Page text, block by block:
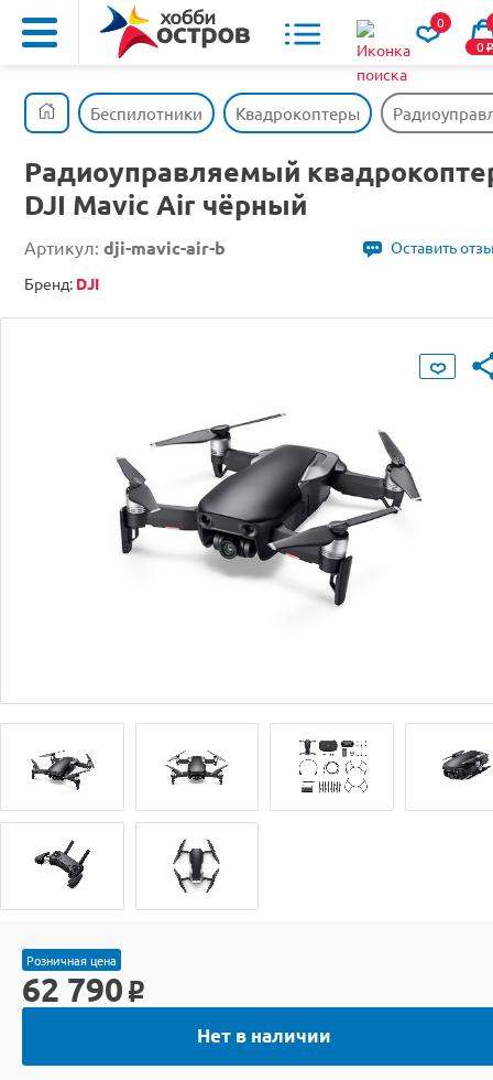
0
0o
Беспилотники Квадрокоптеры
Радиоуправляемый
DJI Mavic Air чёрный
Артикул: dji-mavic-air-b
Оставить
Бренд: DJI
Розничная цена
62 790 o
Нет в наличии